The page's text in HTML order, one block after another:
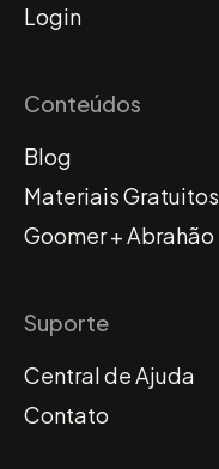
Login
Conteúdos
Blog
Materiais Gratuitos
Goomer + Abrahão
Suporte
Central de Ajuda
Contato